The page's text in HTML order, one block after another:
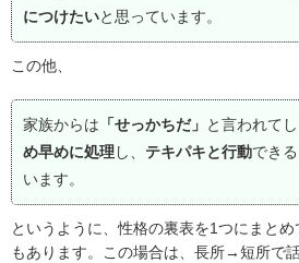
につけたいと思っています。
この他、
家族からは 「せっかちだ」 と言われて
め早めに処理し、 テキパキと行動でき
います。
というように、性格の裏表を1つにまと
もあります。この場合は、長所→短所で